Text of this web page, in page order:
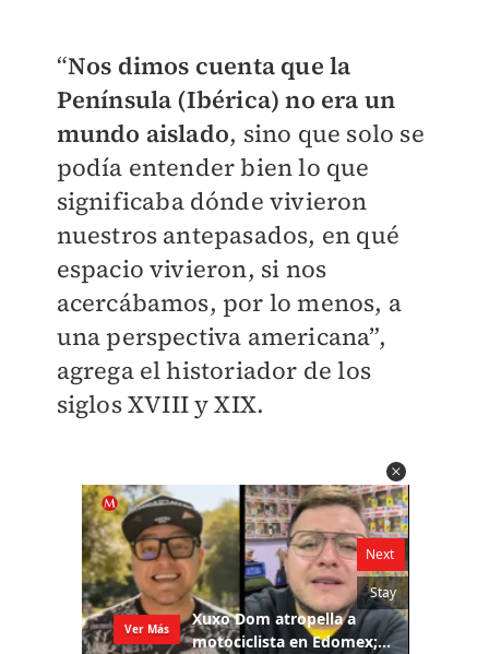
“Nos dimos cuenta que la
Península (Ibérica) no era un
mundo aislado, sino que solo se
podía entender bien lo que
significaba dónde vivieron
nuestros antepasados, en qué
espacio vivieron, si nos
acercábamos, por lo menos, a
una perspectiva americana”,
agrega el historiador de los
siglos XVIII y XIX.